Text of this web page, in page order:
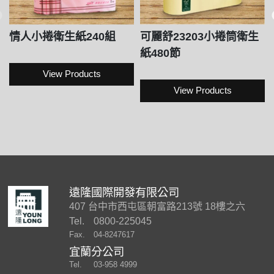
情人小捲衛生紙240組
View Products
可麗舒23203小捲筒衛生
紙480節
View Products
遠隆國際開發有限公司
407 台中市西屯區朝富路213號 18樓之六
Tel.
0800-225045
Fax. 04-8247617
宜蘭分公司
Tel. 03-958 4999